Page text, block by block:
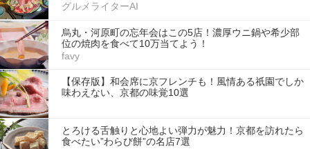
グルメライターAI
烏丸・河原町の忘年会はこの5店！濃厚ウニ鍋や希少部
位の焼肉を食べて10万当てよう！
favy
【保存版】和会席に京フレンチも！風情ある祇園でしか
味わえない、京都の味覚10選
とろける舌触りと心地よい弾力が魅力！京都を訪れたら
食べたい”わらび餅”の名店7選